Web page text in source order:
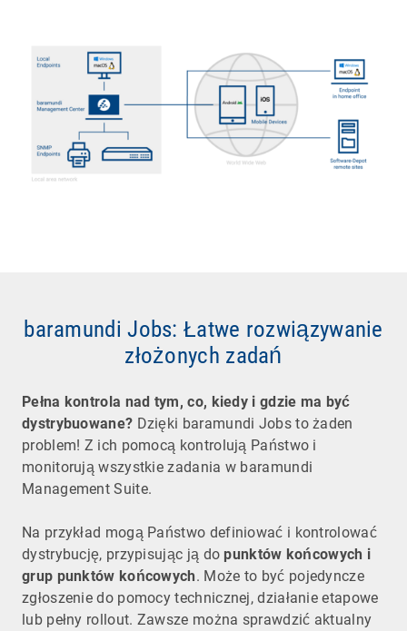
baramundi Jobs: Łatwe rozwiązywanie
złożonych zadań
Pełna kontrola nad tym, co, kiedy i gdzie ma być
dystrybuowane? Dzięki baramundi Jobs to żaden
problem! Z ich pomocą kontrolują Państwo i
monitorują wszystkie zadania w baramundi
Management Suite.
Na przykład mogą Państwo definiować i kontrolować
dystrybucję, przypisując ją do punktów końcowych i
grup punktów końcowych. Może to być pojedyncze
zgłoszenie do pomocy technicznej, działanie etapowe
lub pełny rollout. Zawsze można sprawdzić aktualny